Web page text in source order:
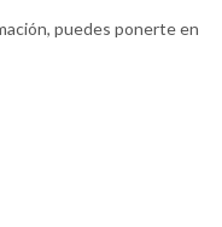
puedes ponerte en